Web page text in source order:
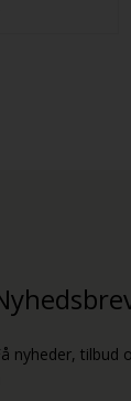
nyheder, tilbud